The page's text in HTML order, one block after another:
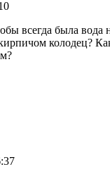
всегда была вода
колодец?